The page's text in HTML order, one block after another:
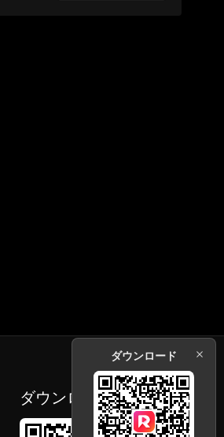
ダウンロード
ダウンロード